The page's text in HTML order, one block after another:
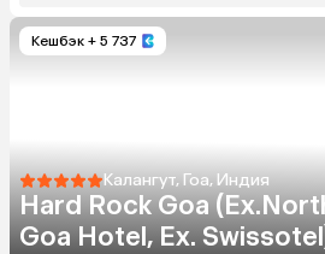
Кешбэк + 5 737
Калангут, Гоа, Индия
Hard Rock Goa
Goa Hotel, Ex.